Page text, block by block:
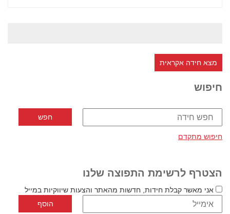
מצא חידה אקראית
חיפוש
חיפוש מתקדם
הצטרף לרשימת התפוצה שלנו
אני מאשר קבלת חידות, חדשות מהאתר והצעות שיווקיות במייל